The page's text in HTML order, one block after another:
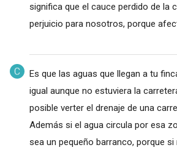
significa que el cauce perdido de la
perjuicio para nosotros, porque
Es que las aguas que llegan a tu
igual aunque no estuviera la
posible verter el drenaje de una
Además si el agua circula por esa
sea un pequeño barranco, porque